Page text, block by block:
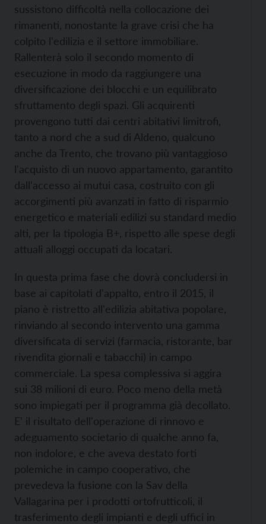
sussistono difficoltà nella collocazione dei
rimanenti, nonostante la grave crisi che ha
colpito l'edilizia e il settore immobiliare.
Rallenterà solo il secondo momento di
esecuzione in modo da raggiungere una
diversificazione dei blocchi e un equilibrato
sfruttamento degli spazi. Gli acquirenti
provengono tutti dai centri abitativi limitrofi,
tanto a nord che a sud di Aldeno, qualcuno
anche da Trento, che trovano più vantaggioso
l'acquisto di un nuovo appartamento, garantito
dall'accesso ai mutui casa, costruito con gli
accorgimenti più avanzati in fatto di risparmio
energetico e materiali edilizi su standard medio
alti, per la tipologia B+, rispetto alle spese degli
attuali alloggi occupati da locatari.
In questa prima fase che dovrà concludersi in
base ai capitolati d'appalto, entro il 2015, il
piano è ristretto all'edilizia abitativa popolare,
rinviando al secondo intervento una gamma
diversificata di servizi (farmacia, ristorante, bar
rivendita giornali e tabacchi) in campo
commerciale. La spesa complessiva si aggira
sui 38 milioni di euro. Poco meno della metà
sono impiegati per il programma già decollato.
E' il risultato dell'operazione di rinnovo e
adeguamento societario di qualche anno fa,
non indolore, e che aveva destato forti
polemiche in campo cooperativo, che
prevedeva la fusione con la Sav della
Vallagarina per i prodotti ortofrutticoli, il
trasferimento degli impianti e degli uffici in